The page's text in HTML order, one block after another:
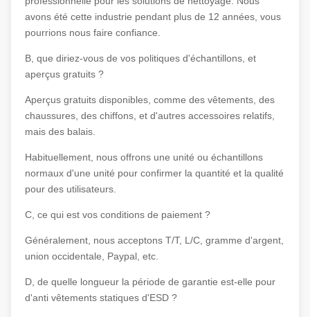
avons été cette industrie pendant plus de 12 années, vous
pourrions nous faire confiance.
B, que diriez-vous de vos politiques d'échantillons, et
aperçus gratuits ?
Aperçus gratuits disponibles, comme des vêtements, des
chaussures, des chiffons, et d'autres accessoires relatifs,
mais des balais.
Habituellement, nous offrons une unité ou échantillons
normaux d'une unité pour confirmer la quantité et la qualité
pour des utilisateurs.
C, ce qui est vos conditions de paiement ?
Généralement, nous acceptons T/T, L/C, gramme d'argent,
union occidentale, Paypal, etc.
D, de quelle longueur la période de garantie est-elle pour
d'anti vêtements statiques d'ESD ?